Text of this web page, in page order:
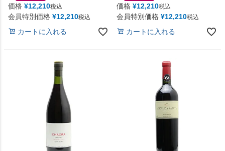
価格 ¥12,210税込
会員特別価格 ¥12,210税込
カートに入れる
価格 ¥12,210税込
会員特別価格 ¥12,210税込
カートに入れる